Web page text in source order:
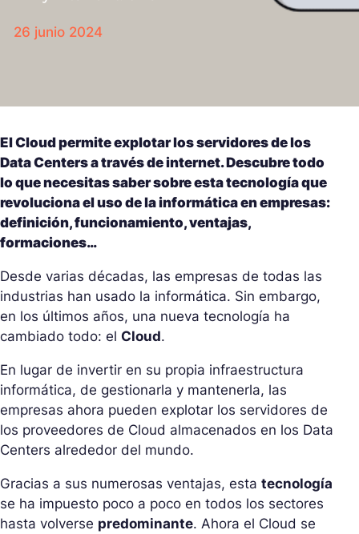
26 junio 2024
El Cloud permite explotar los servidores de los
Data Centers a través de internet. Descubre todo
lo que necesitas saber sobre esta tecnología que
revoluciona el uso de la informática en empresas:
definición, funcionamiento, ventajas,
formaciones…
Desde varias décadas, las empresas de todas las
industrias han usado la informática. Sin embargo,
en los últimos años, una nueva tecnología ha
cambiado todo: el Cloud.
En lugar de invertir en su propia infraestructura
informática, de gestionarla y mantenerla, las
empresas ahora pueden explotar los servidores de
los proveedores de Cloud almacenados en los Data
Centers alrededor del mundo.
Gracias a sus numerosas ventajas, esta tecnología
se ha impuesto poco a poco en todos los sectores
hasta volverse predominante. Ahora el Cloud se